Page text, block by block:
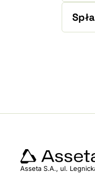
Asseta S.A., ul.